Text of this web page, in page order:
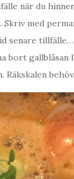
när du
med
senare
bort gallblåsan
Räkskalen